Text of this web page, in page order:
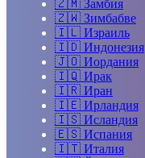
🇿🇲 Замбия
🇿🇼 Зимбабве
🇮🇱 Израиль
🇮🇩 Индонезия
🇯🇴 Иордания
🇮🇶 Ирак
🇮🇷 Иран
🇮🇪 Ирландия
🇮🇸 Исландия
🇪🇸 Испания
🇮🇹 Италия